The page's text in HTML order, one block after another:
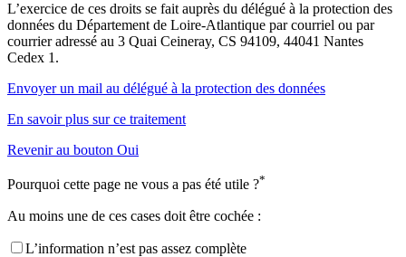
L’exercice de ces droits se fait auprès du délégué à la protection des
données du Département de Loire-Atlantique par courriel ou par
courrier adressé au 3 Quai Ceineray, CS 94109, 44041 Nantes
Cedex 1.
Envoyer un mail au délégué à la protection des données
En savoir plus sur ce traitement
Revenir au bouton Oui
Pourquoi cette page ne vous a pas été utile ?*
Au moins une de ces cases doit être cochée :
L’information n’est pas assez complète